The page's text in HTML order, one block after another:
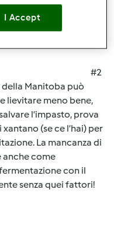
#2
della Manitoba può
lievitare meno bene,
l’impasto, prova
(se ce l’hai) per
La mancanza di
anche come
con il
senza quei fattori!
I Accept